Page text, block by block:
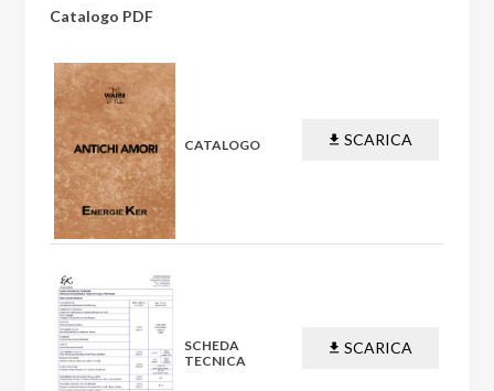
Catalogo PDF
CATALOGO SCARICA
SCHEDA
TECNICA
SCARICA